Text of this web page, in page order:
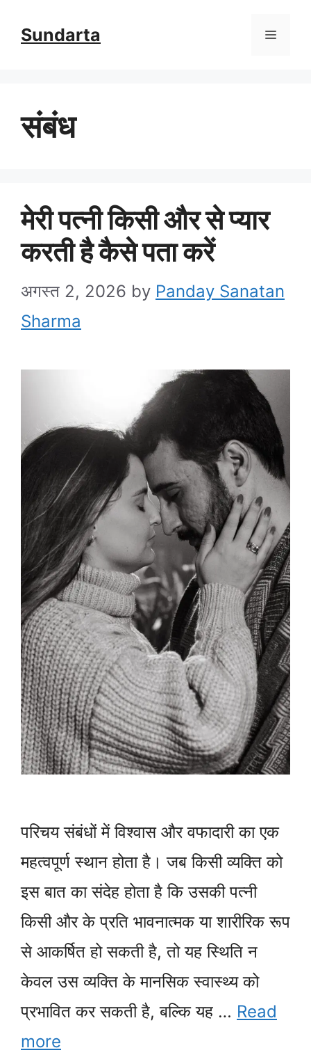
Sundarta Menu
संबंध
मेरी पत्नी किसी और से प्यार
करती है कैसे पता करें
अगस्त 2, 2026 by Panday Sanatan
Sharma
परिचय संबंधों में विश्वास और वफादारी का एक
महत्वपूर्ण स्थान होता है। जब किसी व्यक्ति को
इस बात का संदेह होता है कि उसकी पत्नी
किसी और के प्रति भावनात्मक या शारीरिक रूप
से आकर्षित हो सकती है, तो यह स्थिति न
केवल उस व्यक्ति के मानसिक स्वास्थ्य को
प्रभावित कर सकती है, बल्कि यह … Read
more